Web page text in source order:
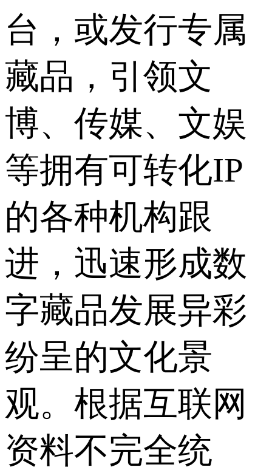
台，或发行专属
藏品，引领文
博、传媒、文娱
等拥有可转化IP
的各种机构跟
进，迅速形成数
字藏品发展异彩
纷呈的文化景
观。根据互联网
资料不完全统